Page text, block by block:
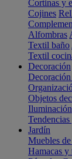
Cortinas y
Cojines
Alfombras
Textil baño
Textil
Decoración
Decoración
Objetos
Iluminación
Jardín
Muebles
Hamacas y